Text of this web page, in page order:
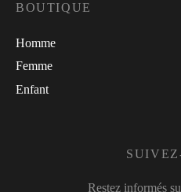
BOUTIQUE
Homme
Femme
Enfant
Restez informés